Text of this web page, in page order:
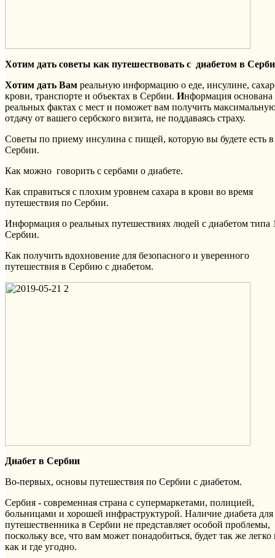
Хотим дать советы как путешествовать с диабетом в
Хотим дать Вам реальную информацию о еде, инсулине,
крови, транспорте и объектах в Сербии. Информация основана
реальных фактах с мест и поможет вам получить
отдачу от вашего сербского визита, не поддаваясь страху.
Советы по приему инсулина с пищей, которую вы будете есть в
Сербии.
Как можно говорить с сербами о диабете.
Как справиться с плохим уровнем сахара в крови во время
путешествия по Сербии.
Информация о реальных путешествиях людей с диабетом типа
Сербии.
Как получить вдохновение для безопасного и уверенного
путешествия в Сербию с диабетом.
Диабет в Сербии
Во-первых, основы путешествия по Сербии с диабетом.
Сербия - современная страна с супермаркетами, полицией,
больницами и хорошей инфраструктурой. Наличие диабета для
путешественника в Сербии не представляет особой проблемы,
поскольку все, что вам может понадобиться, будет так же легко
как и где угодно.